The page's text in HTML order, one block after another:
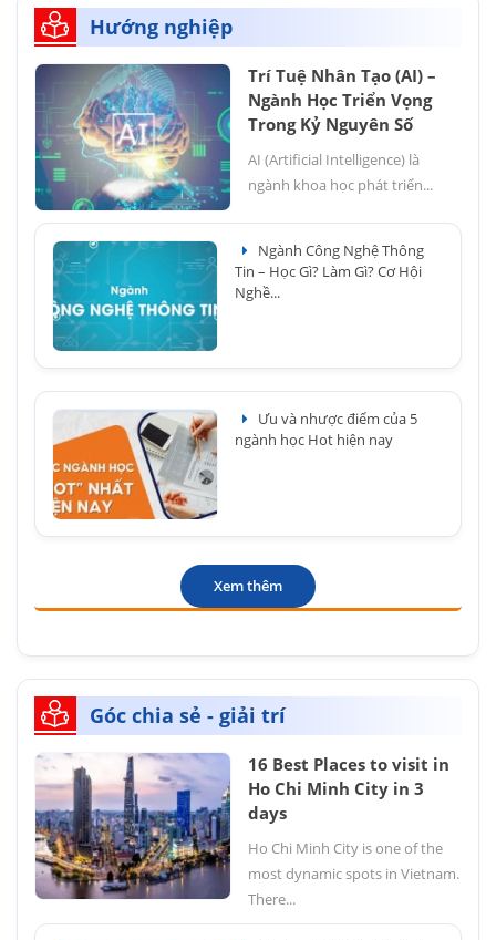
Hướng nghiệp
Trí Tuệ Nhân Tạo (AI) –
Ngành Học Triển Vọng
Trong Kỷ Nguyên Số
AI (Artificial Intelligence) là
ngành khoa học phát triển...
Ngành Công Nghệ Thông
Tin – Học Gì? Làm Gì? Cơ Hội
Nghề...
Ưu và nhược điểm của 5
ngành học Hot hiện nay
Xem thêm
Góc chia sẻ - giải trí
16 Best Places to visit in
Ho Chi Minh City in 3
days
Ho Chi Minh City is one of the
most dynamic spots in Vietnam.
There...